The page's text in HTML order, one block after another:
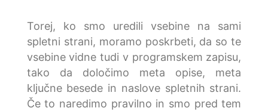
Torej, ko smo uredili vsebine na sami
spletni strani, moramo poskrbeti, da so te
vsebine vidne tudi v programskem zapisu,
tako da določimo meta opise, meta
ključne besede in naslove spletnih strani.
Če to naredimo pravilno in smo pred tem